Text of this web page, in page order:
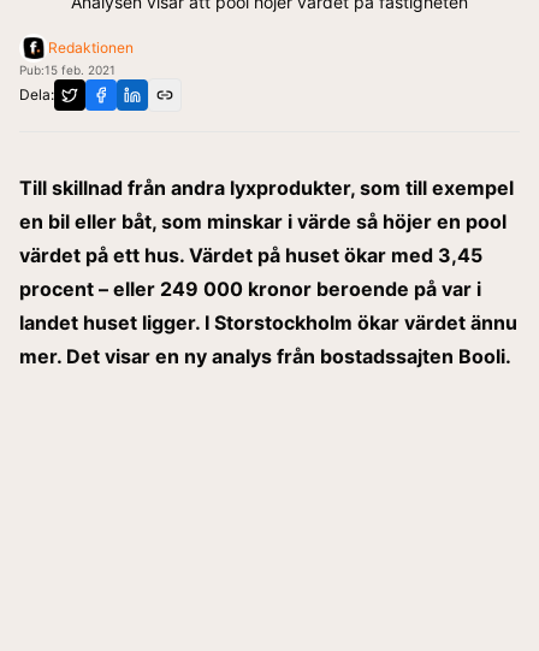
Redaktionen
Pub:15 feb. 2021
Dela:
Till skillnad från andra lyxprodukter, som till exempel
en bil eller båt, som minskar i värde så höjer en pool
värdet på ett hus. Värdet på huset ökar med 3,45
procent – eller 249 000 kronor beroende på var i
landet huset ligger. I Storstockholm ökar värdet ännu
mer. Det visar en ny analys från bostadssajten Booli.